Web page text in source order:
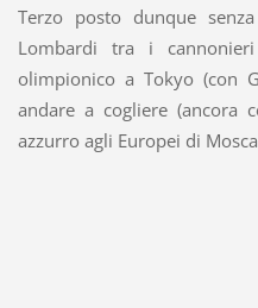
Terzo posto dunque
Lombardi tra i
olimpionico a Tokyo (con
andare a cogliere (ancora
azzurro agli Europei di